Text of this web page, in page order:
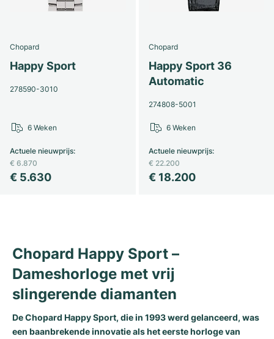
Chopard
Happy Sport
278590-3010
€ 5.630
Actuele nieuwprijs:
€ 6.870
6 Weken
Chopard
Happy Sport 36
Automatic
274808-5001
€ 18.200
Actuele nieuwprijs:
€ 22.200
6 Weken
Chopard Happy Sport –
Dameshorloge met vrij
slingerende diamanten
De Chopard Happy Sport, die in 1993 werd gelanceerd, was
een baanbrekende innovatie als het eerste horloge van